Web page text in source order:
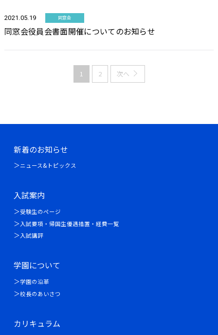
2021.05.19 同窓会
同窓会役員会書面開催についてのお知らせ
1 2 次へ
新着のお知らせ
ニュース&トピックス
入試案内
受験生のページ
入試要項・帰国生優遇措置・経費一覧
入試講評
学園について
学園の沿革
校長のあいさつ
カリキュラム